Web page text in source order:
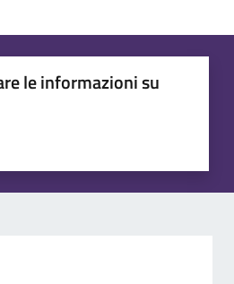
le informazioni su
5 stelle su 5
su 5
su 5
5